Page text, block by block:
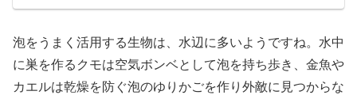
泡をうまく活用する生物は、水辺に多いようですね。水中
に巣を作るクモは空気ボンベとして泡を持ち歩き、金魚や
カエルは乾燥を防ぐ泡のゆりかごを作り外敵に見つからな